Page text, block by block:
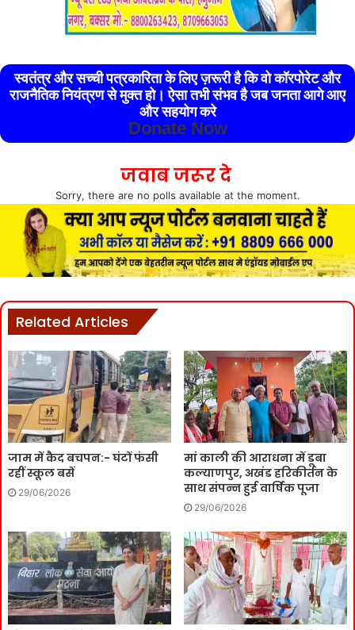
स्वतंत्र और सच्ची पत्रकारिता के लिए ज़रूरी है कि वो कॉरपोरेट और
राजनैतिक नियंत्रण से मुक्त हो। ऐसा तभी संभव है जब जनता आगे आए
और सहयोग करे
Donate Now
जवाब जरूर दे
Sorry, there are no polls available at the moment.
Related Articles
जाम में कैद बचपन:- घंटों फंसी
रहीं स्कूल बसें
29/06/2026
मां काली की आराधना में डूबा
कल्याणपुर, अखंड हरिकीर्तन के
साथ संपन्न हुई वार्षिक पूजा
29/06/2026